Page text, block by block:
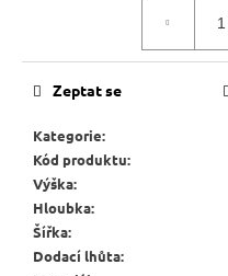
Kategorie:
Kód produktu:
Výška:
Hloubka:
Šířka:
Dodací lhůta:
Zeptat se
LAVICE
HOME
ÚLOŽNÝM
PROSTOREM
048
Kč
Původně: